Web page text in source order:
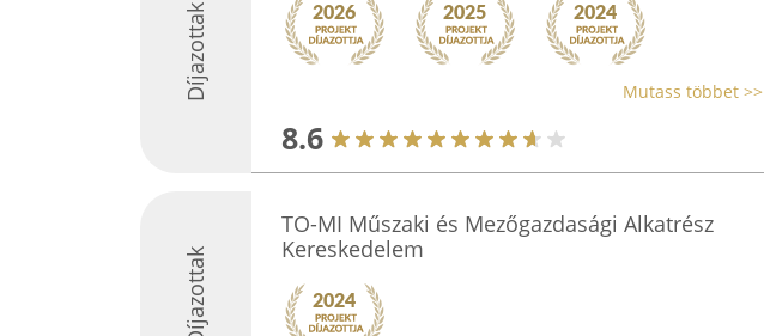
Díjazottak Mutass többet >>
8.6
Díjazottak
TO-MI Műszaki és Mezőgazdasági Alkatrész
Kereskedelem